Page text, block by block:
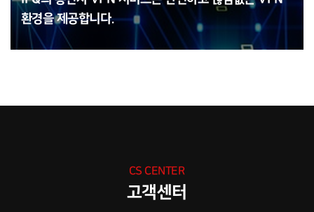
환경을 제공합니다.
CS CENTER
고객센터